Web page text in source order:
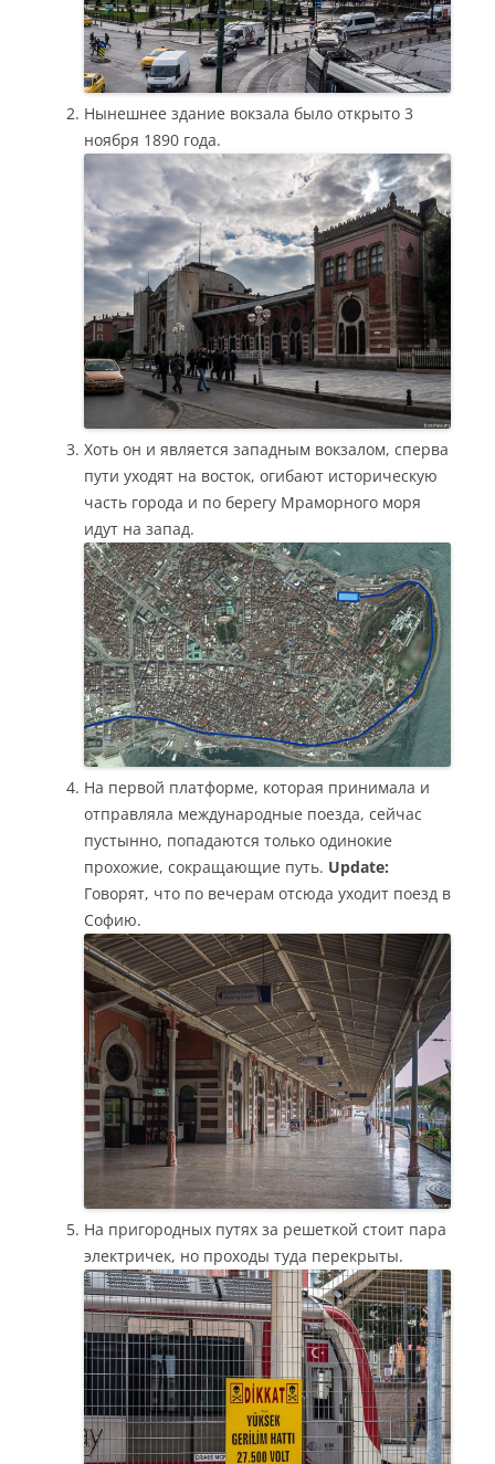
Нынешнее здание вокзала было открыто 3
ноября 1890 года.
Хоть он и является западным вокзалом, сперва
пути уходят на восток, огибают историческую
часть города и по берегу Мраморного моря
идут на запад.
На первой платформе, которая принимала и
отправляла международные поезда, сейчас
пустынно, попадаются только одинокие
прохожие, сокращающие путь. Update:
Говорят, что по вечерам отсюда уходит поезд в
Софию.
На пригородных путях за решеткой стоит пара
электричек, но проходы туда перекрыты.